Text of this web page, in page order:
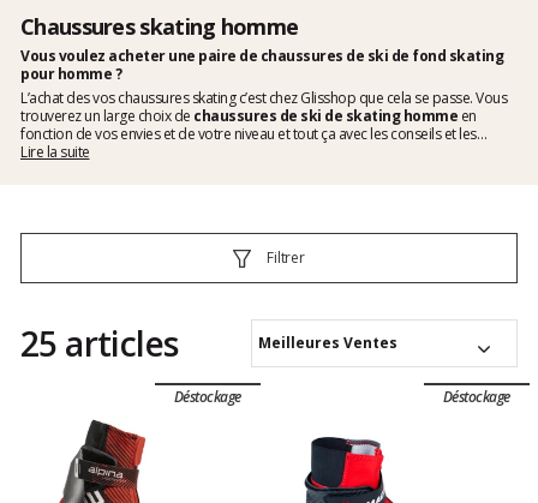
Chaussures skating homme
Vous voulez acheter une paire de chaussures de ski de fond skating
pour homme ?
L’achat des vos chaussures skating c’est chez Glisshop que cela se passe. Vous
trouverez un large choix de chaussures de ski de skating homme en
fonction de vos envies et de votre niveau et tout ça avec les conseils et les
recommandations de nos experts en ski nordique.
Lire la suite
Filtrer
25 articles Meilleures Ventes
Déstockage Déstockage